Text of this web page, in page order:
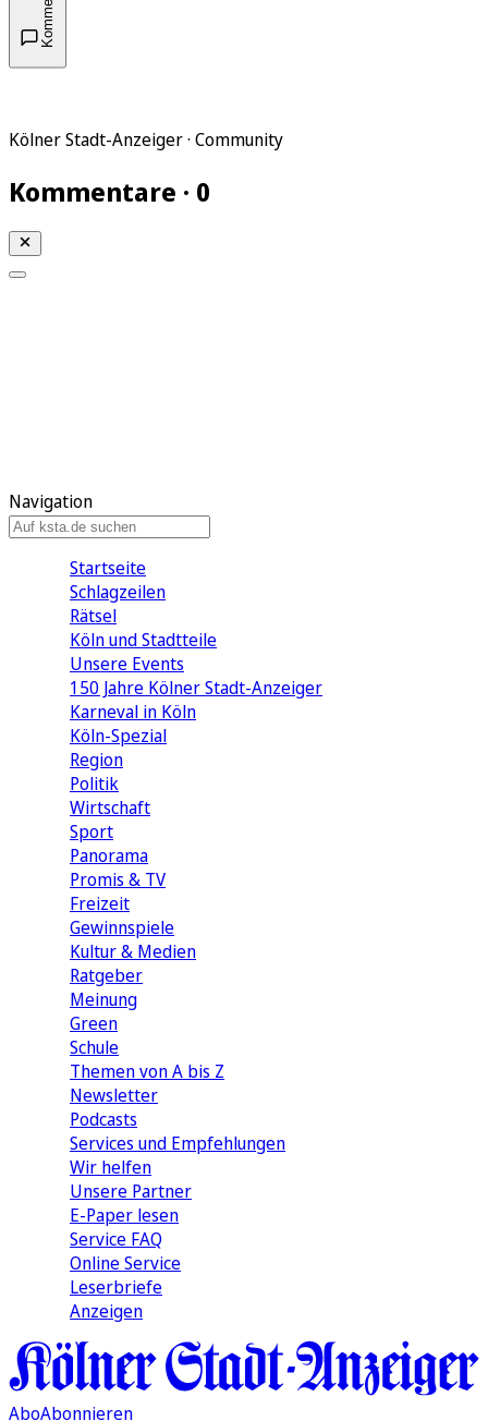
Kölner Stadt-Anzeiger · Community
Kommentare · 0
Navigation
Startseite
Schlagzeilen
Rätsel
Köln und Stadtteile
Unsere Events
150 Jahre Kölner Stadt-Anzeiger
Karneval in Köln
Köln-Spezial
Region
Politik
Wirtschaft
Sport
Panorama
Promis & TV
Freizeit
Gewinnspiele
Kultur & Medien
Ratgeber
Meinung
Green
Schule
Themen von A bis Z
Newsletter
Podcasts
Services und Empfehlungen
Wir helfen
Unsere Partner
E-Paper lesen
Service FAQ
Online Service
Leserbriefe
Anzeigen
AboAbonnieren